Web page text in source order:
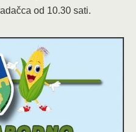
od 10.30 sati.